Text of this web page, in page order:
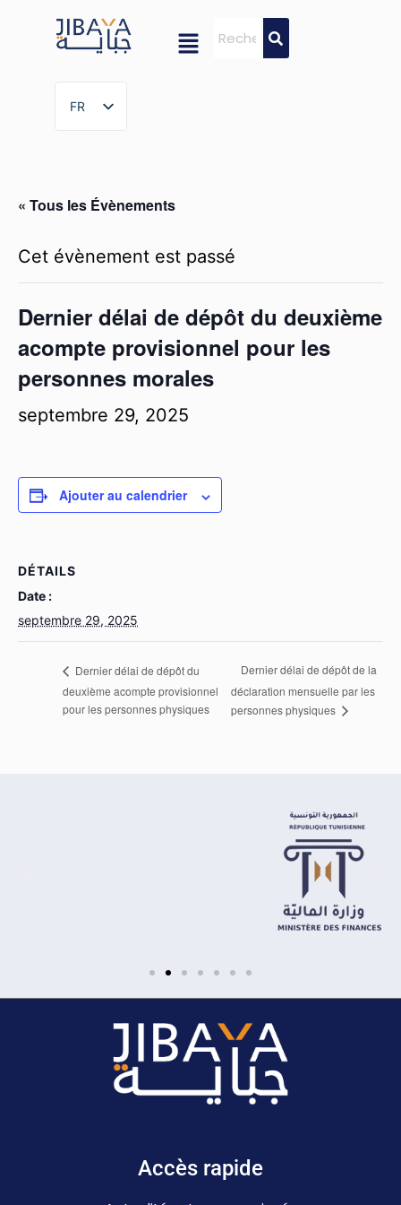
FR
FR
« Tous les Évènements
Cet évènement est passé
Dernier délai de dépôt du deuxième
acompte provisionnel pour les
personnes morales
septembre 29, 2025
Ajouter au calendrier
DÉTAILS
Date :
septembre 29, 2025
Dernier délai de dépôt du
deuxième acompte provisionnel
pour les personnes physiques
Dernier délai de dépôt de la
déclaration mensuelle par les
personnes physiques
Accès rapide